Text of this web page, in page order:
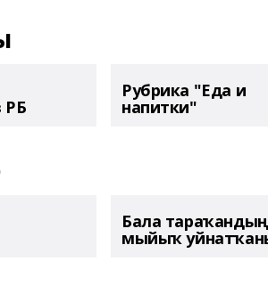
РБ
Рубрика "Еда и
напитки"
Бала тараҡандың
мыйыҡ